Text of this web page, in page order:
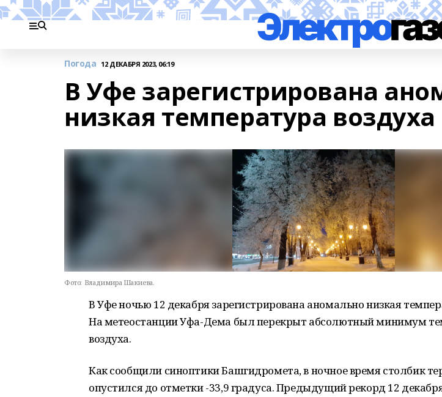
Погода 12 ДЕКАБРЯ 2023, 06:19
В Уфе зарегистрирована
низкая температура воздуха
Фото: Владимира Шакиева.
В Уфе ночью 12 декабря зарегистрирована аномально низкая
На метеостанции Уфа-Дема был перекрыт абсолютный минимум
воздуха.
Как сообщили синоптики Башгидромета, в ночное время столбик
опустился до отметки -33,9 градуса. Предыдущий рекорд 12